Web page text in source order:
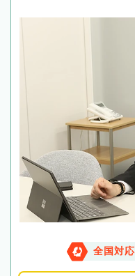
全国対応